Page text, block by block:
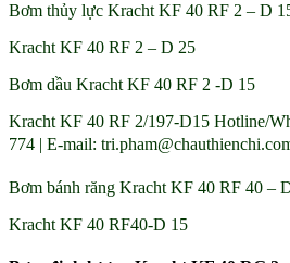
Bơm thủy lực Kracht KF 40 RF 2 – D
Kracht KF 40 RF 2 – D 25
Bơm dầu Kracht KF 40 RF 2 -D 15
Kracht KF 40 RF 2/197-D15 Hotline/
774 | E-mail:
Bơm bánh răng Kracht KF 40 RF 40 –
Kracht KF 40 RF40-D 15